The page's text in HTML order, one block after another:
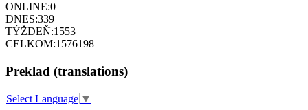
ONLINE:0
DNES:339
TÝŽDEŇ:1553
CELKOM:1576198
Preklad (translations)
Select Language ▼